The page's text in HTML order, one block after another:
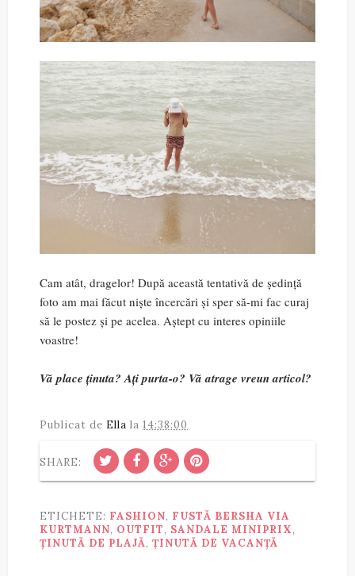
Cam atât, dragelor! După această tentativă de ședință
foto am mai făcut niște încercări și sper să-mi fac curaj
să le postez și pe acelea. Aștept cu interes opiniile
voastre!
Vă place ținuta? Ați purta-o? Vă atrage vreun articol?
Publicat de Ella la 14:38:00
SHARE:
ETICHETE: FASHION, FUSTĂ BERSHA VIA
KURTMANN, OUTFIT, SANDALE MINIPRIX,
ȚINUTĂ DE PLAJĂ, ȚINUTĂ DE VACANȚĂ